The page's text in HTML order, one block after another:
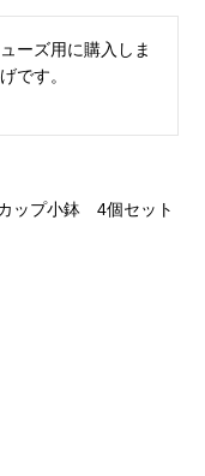
ーズ用に購入しま
です。
ップ小鉢 4個セット